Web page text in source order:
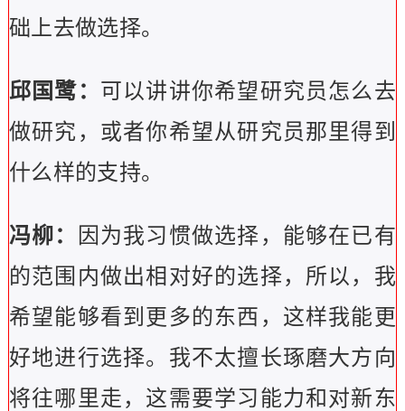
础上去做选择。
邱国鹭： 可以讲讲你希望研究员怎么去
做研究，或者你希望从研究员那里得到
什么样的支持。
冯柳：
因为我习惯做选择，能够在已有
的范围内做出相对好的选择，所以，我
希望能够看到更多的东西，这样我能更
好地进行选择。我不太擅长琢磨大方向
将往哪里走，这需要学习能力和对新东